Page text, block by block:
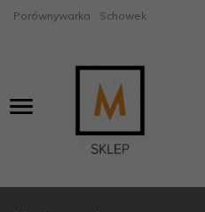
Porównywarka Schowek